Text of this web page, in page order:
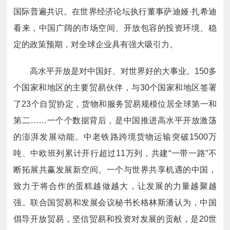
国际普遍共识。在世界经济论坛执行董事萨迪娅·扎希迪
看来，中国广阔的市场空间、开放包容的投资环境、稳
定的政策预期，对全球企业具有强大吸引力。
高水平开放是对中国好、对世界好的大事业。150多
个国家和地区的主要贸易伙伴，与30个国家和地区签署
了23个自贸协定，货物和服务贸易规模位居全球第一和
第二……一个个数据背后，是中国推进高水平开放激荡
的澎湃发展动能。中老铁路跨境货物运输突破1500万
吨、中欧班列累计开行超过11万列，共建“一带一路”不
断拓展共赢发展新空间。一个与世界共享机遇的中国，
致力于将合作的蛋糕越做越大，让发展的力量越聚越
强。联合国贸易和发展会议秘书长格林斯潘认为，中国
倡导开放贸易，坚信贸易和投资对发展的贡献，是20世